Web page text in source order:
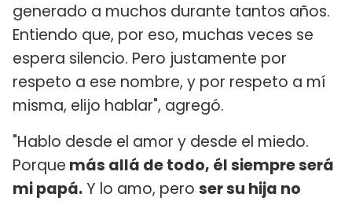
generado a muchos durante tantos años.
Entiendo que, por eso, muchas veces se
espera silencio. Pero justamente por
respeto a ese nombre, y por respeto a mí
misma, elijo hablar", agregó.
"Hablo desde el amor y desde el miedo.
Porque más allá de todo, él siempre será
mi papá.Y lo amo, pero ser su hija no